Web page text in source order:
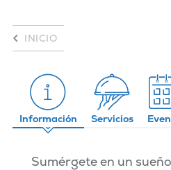
INICIO
Información Servicios
Sumérgete en un